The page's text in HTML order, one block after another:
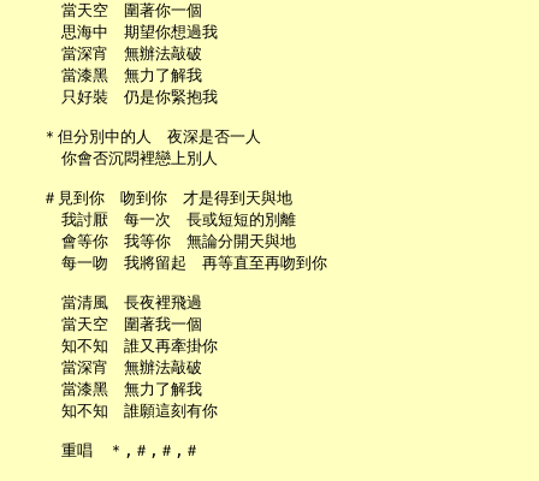
     當天空　圍著你一個
     思海中　期望你想過我
     當深宵　無辦法敲破
     當漆黑　無力了解我
     只好裝　仍是你緊抱我
   ＊但分別中的人　夜深是否一人
     你會否沉悶裡戀上別人
   ＃見到你　吻到你　才是得到天與地
     我討厭　每一次　長或短短的別離
     會等你　我等你　無論分開天與地
     每一吻　我將留起　再等直至再吻到你
     當清風　長夜裡飛過
     當天空　圍著我一個
     知不知　誰又再牽掛你
     當深宵　無辦法敲破
     當漆黑　無力了解我
     知不知　誰願這刻有你
     重唱　＊,＃,＃,＃